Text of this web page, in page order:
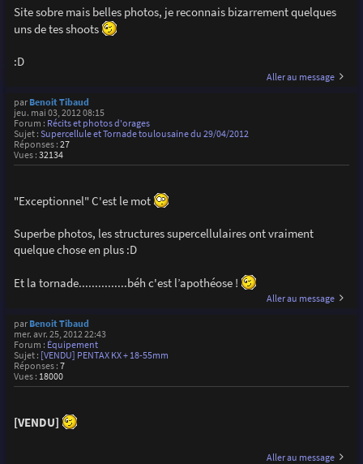
Site sobre mais belles photos, je reconnais bizarrement quelques
uns de tes shoots
:D
Aller au message
par Benoit Tibaud
jeu. mai 03, 2012 08:15
Forum : Récits et photos d'orages
Sujet : Supercellule et Tornade toulousaine du 29/04/2012
Réponses : 27
Vues : 32134
"Exceptionnel" C'est le mot
Superbe photos, les structures supercellulaires ont vraiment
quelque chose en plus :D
Et la tornade...............béh c'est l’apothéose !
Aller au message
par Benoit Tibaud
mer. avr. 25, 2012 22:43
Forum : Équipement
Sujet : [VENDU] PENTAX KX + 18-55mm
Réponses : 7
Vues : 18000
[VENDU]
Aller au message